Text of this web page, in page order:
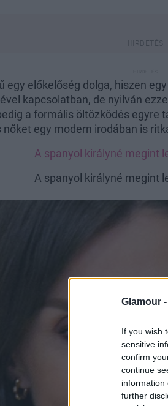
Glamour -
If you wish
sensitive
confirm
continue
information
further
egy előkelőség dolga, hiszen
kapcsolatban, de nyilván
a formális öltözködés egyre
egy modern irodában is
A spanyol királyné megint
A spanyol királyné megint